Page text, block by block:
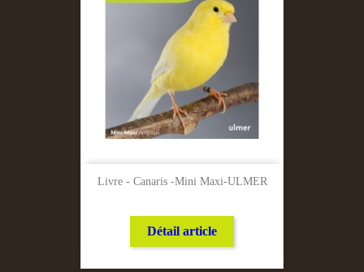
Livre - Canaris -Mini Maxi-ULMER
Détail article